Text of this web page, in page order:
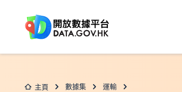
主頁 數據集 運輸